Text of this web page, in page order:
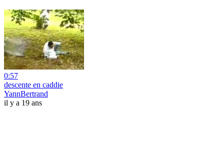
0:57
descente en caddie
YannBertrand
il y a 19 ans